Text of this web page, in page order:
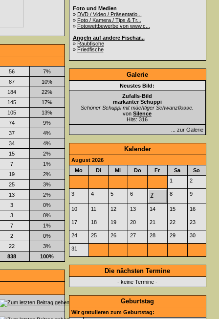
56
7%
87
10%
184
22%
145
17%
105
13%
74
9%
37
4%
34
4%
15
2%
7
1%
19
2%
25
3%
13
2%
3
0%
3
0%
7
1%
2
0%
22
3%
838
100%
Foto und Medien
» DVD / Video / Präsentatio...
» Foto / Kamera / Tips & Tr...
» Fotowettbewerbe von www.c...
Angeln auf andere Fischar...
» Raubfische
» Friedfische
Galerie
Neustes Bild:
Zufalls-Bild
markanter Schuppi
Schöner Schuppi mit mächtiger Schwanzflosse.
von Silence
Hits: 316
... zur Galerie
Kalender
August 2026
Mo
Di Mi Do Fr Sa
So
1
2
3 4 5 6 7 8 9
10 11 12 13 14 15 16
17 18 19 20 21 22 23
24 25 26 27 28 29 30
31
Die nächsten Termine
- keine Termine -
Geburtstag
Wir gratulieren zum Geburtstag: